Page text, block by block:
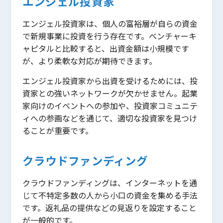
エンジェル投資家は、個人の富裕層が自らの資金
で新規事業に投資を行う存在です。ベンチャーキ
ャピタルと比較すると、出資金額は小規模です
が、より柔軟な対応が期待できます。
エンジェル投資家から出資を受けるためには、投
資家との強いネットワークが欠かせません。起業
家向けのイベントへの参加や、投資家コミュニテ
ィへの参画などを通じて、適切な投資家を見つけ
ることが重要です。
クラウドファンディング
クラウドファンディングは、インターネットを通
じて不特定多数の人から小口の資金を集める手法
です。返礼品の提供などの見返りを設定すること
が一般的です。